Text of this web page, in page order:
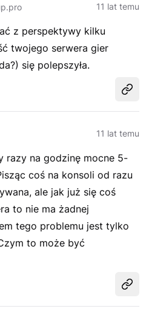
11 lat temu
z perspektywy kilku
twojego serwera gier
się polepszyła.
11 lat temu
razy na godzinę mocne 5-
coś na konsoli od razu
ale jak już się coś
to nie ma żadnej
tego problemu jest tylko
to może być